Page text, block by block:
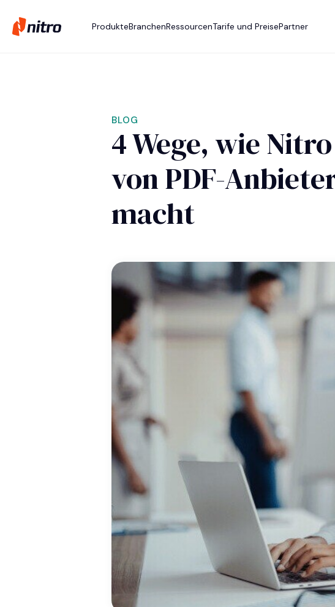
ProdukteBranchenRessourcenTarife und PreisePartner
BLOG
4 Wege, wie
von PDF-
macht